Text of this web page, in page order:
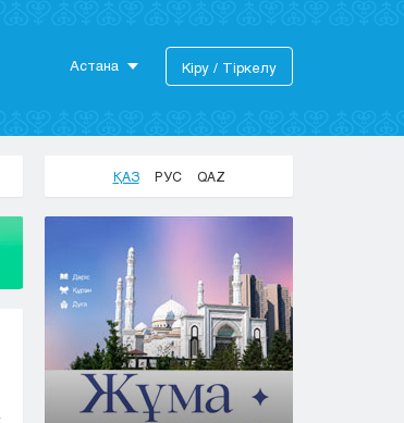
Астана
Актобе
Караганда
Кокшетау
Костанай
Кызылорда
Павлодар
Петропавловск
Кіру / Тіркелу
ҚАЗ РУС QAZ